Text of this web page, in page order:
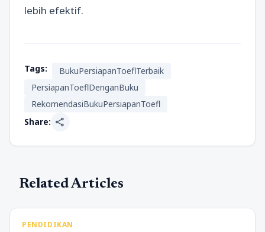
lebih efektif.
Tags:
BukuPersiapanToeflTerbaik
PersiapanToeflDenganBuku
RekomendasiBukuPersiapanToefl
Share: share
Related Articles
PENDIDIKAN